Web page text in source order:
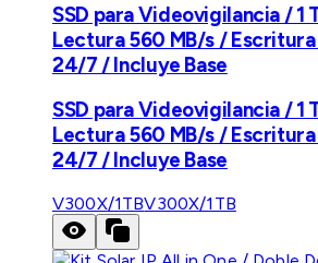
SSD para Videovigilancia / 1
Lectura 560 MB/s /
24/7 / Incluye Base
SSD para Videovigilancia / 1
Lectura 560 MB/s /
24/7 / Incluye Base
V300X/1TBV300X/1TB